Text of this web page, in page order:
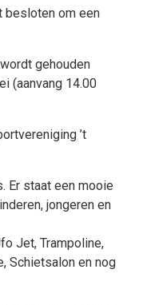
besloten om een
gehouden
(aanvang 14.00
’t
Er staat een mooie
jongeren en
Jet, Trampoline,
Schietsalon en nog